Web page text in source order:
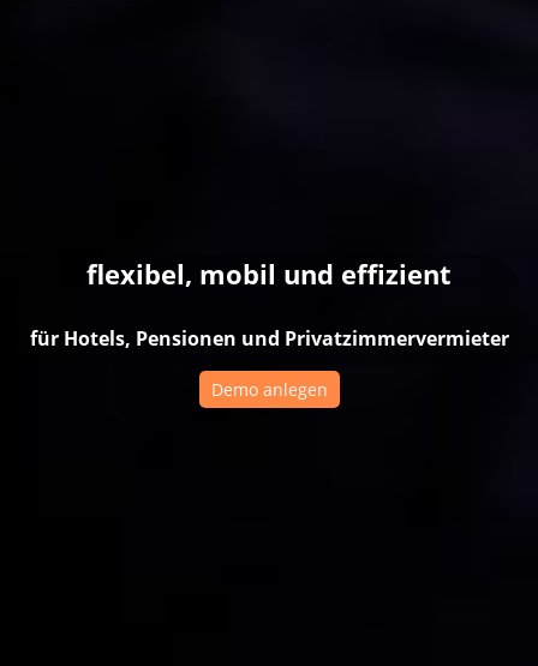
flexibel, mobil und effizient
für Hotels, Pensionen und Privatzimmervermieter
Demo anlegen